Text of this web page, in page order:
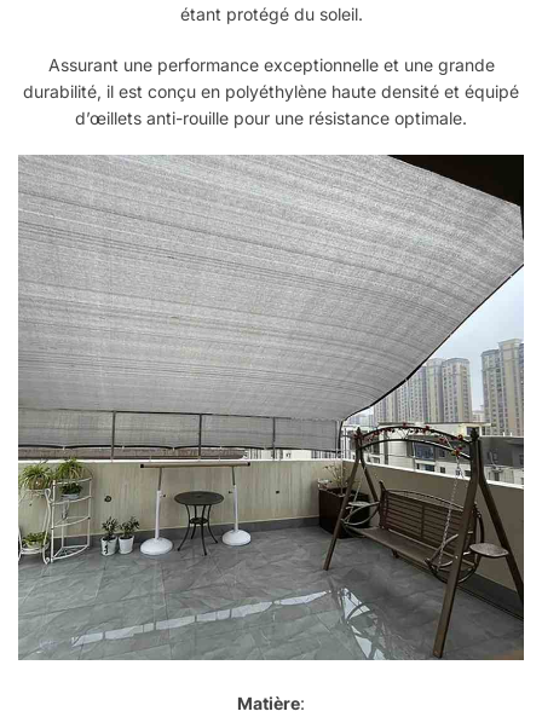
étant protégé du soleil.
Assurant une performance exceptionnelle et une grande
durabilité, il est conçu en polyéthylène haute densité et équipé
d’œillets anti-rouille pour une résistance optimale.
Matière: